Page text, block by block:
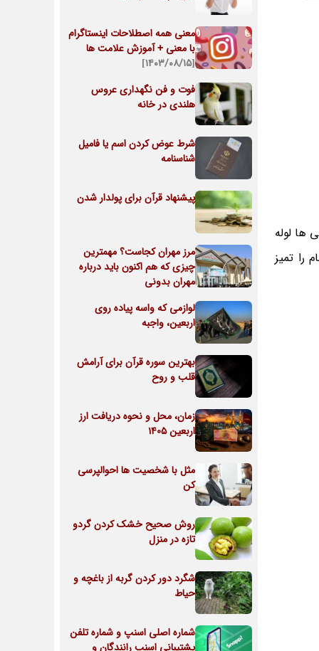
ها لوله
را تمیز
معنی همه اصطلاحات اینستاگرام
با معنی + آموزش علامت ها
[۱۴۰۳/۰۸/۱۵]
فوت و فن نگهداری عروس
هلندی در خانه
شرط عوض کردن اسم یا فامیل
شناسنامه
پیشنهاد قرآن برای پولدار شدن
مرز مهران کجاست؟ مهمترین
چیزی که هم اکنون باید درباره
مهران بدونی
لوازمی که واسه پیاده روی
اربعین، واجبه
بهترین سوره قرآن برای آرامش
قلب و روح
زمان، محل و نحوه دریافت ارز
اربعین 1405
مثل با شخصیت ها احوالپرسی
کن
روش صحیح خشک کردن گردو
تازه در منزل
شگرد دور کردن گربه از باغچه و
حیاط
شماره اصلی اسنپ و شماره تلفن
پشتیبانی اسنپ رانندگان و